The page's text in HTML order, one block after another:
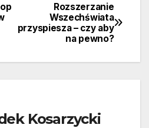
Rozszerzanie
Wszechświata
przyspiesza – czy aby
na pewno?
Kosarzycki